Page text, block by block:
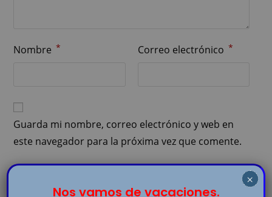
Nombre * Correo electrónico *
Guarda mi nombre, correo electrónico y web en
este navegador para la próxima vez que comente.
Nos vamos de vacaciones.
×